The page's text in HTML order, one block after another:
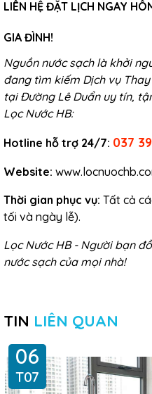
LIÊN HỆ ĐẶT LỊCH NGAY
GIA ĐÌNH!
Nguồn nước sạch là khởi
đang tìm kiếm Dịch vụ
tại Đường Lê Duẩn uy tín,
Lọc Nước HB:
Hotline hỗ trợ 24/7: 037
Website:
Thời gian phục vụ: Tất cả
tối và ngày lễ).
Lọc Nước HB - Người bạn
nước sạch của mọi nhà!
TIN LIÊN QUAN
06
T07